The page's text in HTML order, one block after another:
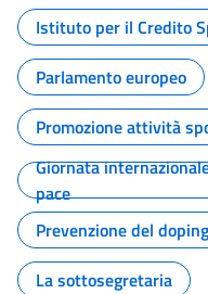
Istituto per il Credito
Parlamento europeo
Promozione attività
Giornata
pace
Prevenzione del doping
La sottosegretaria